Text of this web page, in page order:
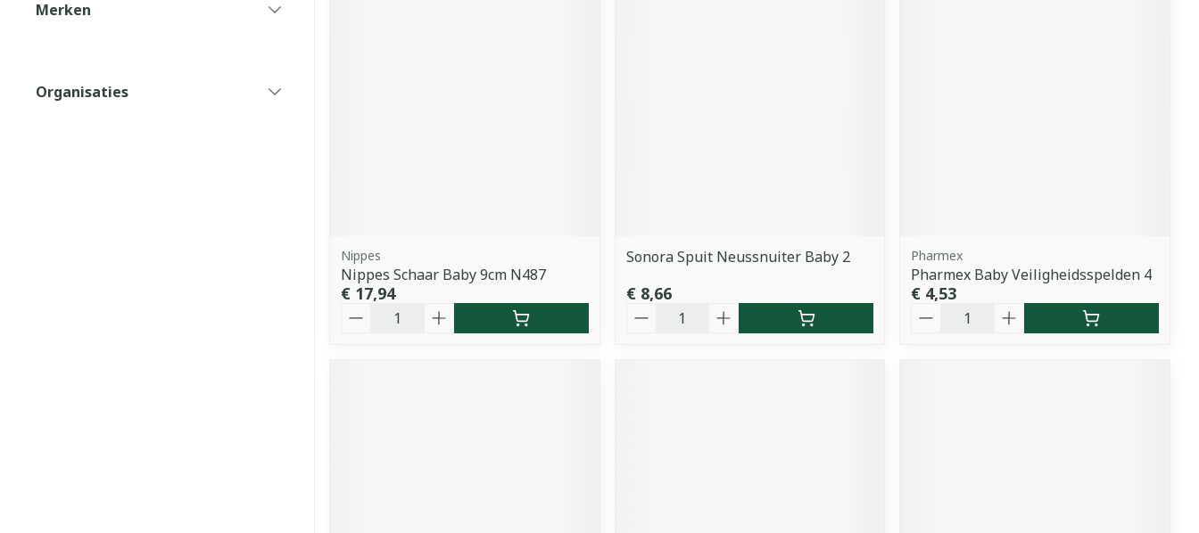
Merken
Organisaties
Nippes
Nippes Schaar Baby 9cm N487
€ 17,94
Sonora Spuit Neussnuiter Baby 2
€ 8,66
Pharmex
Pharmex Baby Veiligheidsspelden 4
€ 4,53